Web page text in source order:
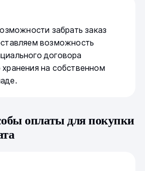
забрать заказ
возможность
договора
хранения на собственном
оплаты для покупки